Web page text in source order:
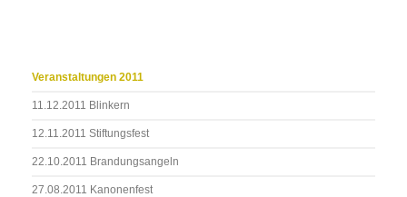
Veranstaltungen 2011
11.12.2011 Blinkern
12.11.2011 Stiftungsfest
22.10.2011 Brandungsangeln
27.08.2011 Kanonenfest